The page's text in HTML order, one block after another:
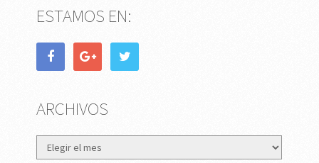
ESTAMOS EN:
ARCHIVOS
Archivos